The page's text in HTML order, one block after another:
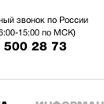
звонок по России
15:00 по МСК)
500 28 73